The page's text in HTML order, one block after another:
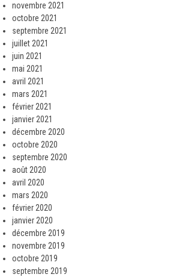
novembre 2021
octobre 2021
septembre 2021
juillet 2021
juin 2021
mai 2021
avril 2021
mars 2021
février 2021
janvier 2021
décembre 2020
octobre 2020
septembre 2020
août 2020
avril 2020
mars 2020
février 2020
janvier 2020
décembre 2019
novembre 2019
octobre 2019
septembre 2019